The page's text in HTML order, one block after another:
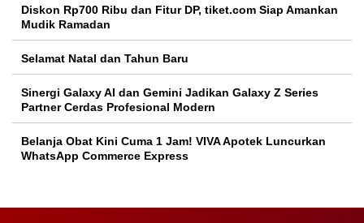
Diskon Rp700 Ribu dan Fitur DP, tiket.com Siap Amankan
Mudik Ramadan
Selamat Natal dan Tahun Baru
Sinergi Galaxy AI dan Gemini Jadikan Galaxy Z Series
Partner Cerdas Profesional Modern
Belanja Obat Kini Cuma 1 Jam! VIVA Apotek Luncurkan
WhatsApp Commerce Express